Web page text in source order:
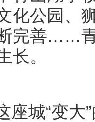
化公园、
完善……
长。
座城“变大